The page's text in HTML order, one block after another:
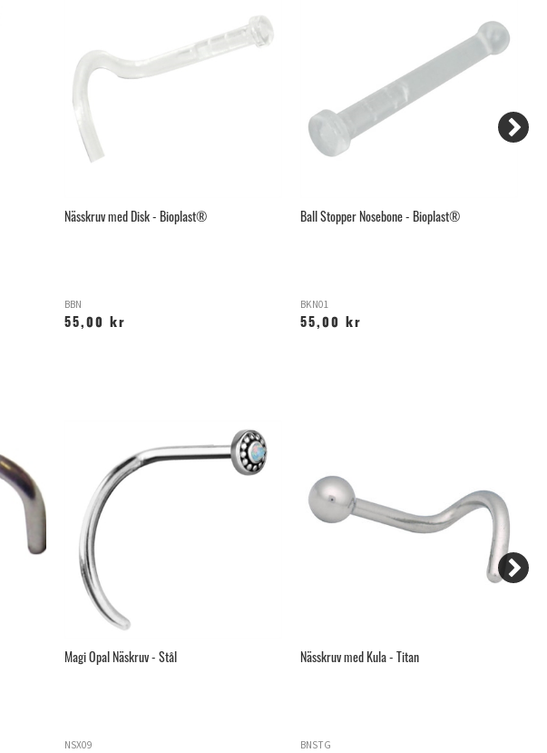
Nässkruv med Disk - Bioplast®
BBN
55,00 kr
Ball Stopper Nosebone - Bioplast®
BKN01
55,00 kr
Magi Opal Näskruv - Stål
NSX09
Nässkruv med Kula - Titan
BNSTG